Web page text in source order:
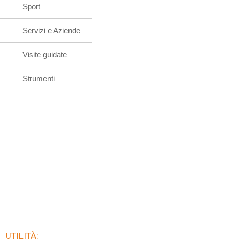
Sport
Servizi e Aziende
Visite guidate
Strumenti
UTILITÀ: